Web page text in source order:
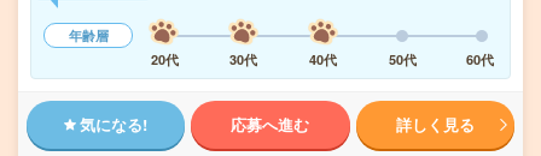
年齢層
20代
30代 40代 50代 60代
気になる! 応募へ進む 詳しく見る